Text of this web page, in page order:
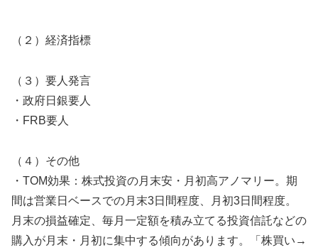
（２）経済指標
（３）要人発言
・政府日銀要人
・FRB要人
（４）その他
・TOM効果：株式投資の月末安・月初高アノマリー。期
間は営業日ベースでの月末3日間程度、月初3日間程度。
月末の損益確定、毎月一定額を積み立てる投資信託などの
購入が月末・月初に集中する傾向があります。「株買い→